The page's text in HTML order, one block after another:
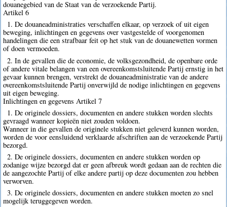
douanegebied van de Staat van de verzoekende Partij.
Artikel 6
1. De douaneadministraties verschaffen elkaar, op verzoek of uit eigen
beweging, inlichtingen en gegevens over vastgestelde of voorgenomen
handelingen die een strafbaar feit op het stuk van de douanewetten vormen
of doen vermoeden.
2. In de gevallen die de economie, de volksgezondheid, de openbare orde
of andere vitale belangen van een overeenkomstsluitende Partij ernstig in het
gevaar kunnen brengen, verstrekt de douaneadministratie van de andere
overeenkomstsluitende Partij onverwijld de nodige inlichtingen en gegevens
uit eigen beweging.
Inlichtingen en gegevens Artikel 7
1. De originele dossiers, documenten en andere stukken worden slechts
gevraagd wanneer kopieën niet zouden voldoen.
Wanneer in die gevallen de originele stukken niet geleverd kunnen worden,
worden de voor eensluidend verklaarde afschriften aan de verzoekende Partij
bezorgd.
2. De originele dossiers, documenten en andere stukken worden op
zodanige wijze bezorgd dat er geen afbreuk wordt gedaan aan de rechten die
de aangezochte Partij of elke andere partij op deze documenten zou hebben
verworven.
3. De originele dossiers, documenten en andere stukken moeten zo snel
mogelijk teruggegeven worden.